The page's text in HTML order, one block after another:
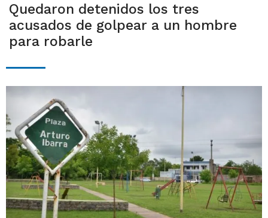
Quedaron detenidos los tres
acusados de golpear a un hombre
para robarle